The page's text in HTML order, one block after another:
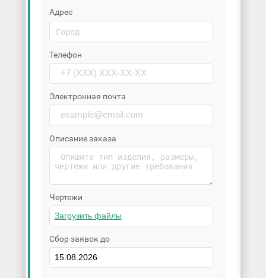
Адрес
Телефон
Электронная почта
Описание заказа
Чертежи
Сбор заявок до